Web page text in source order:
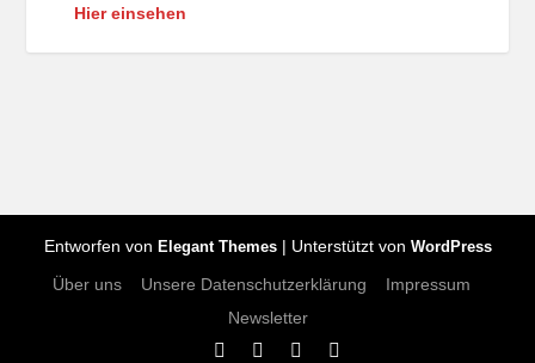
Hier einsehen
Entworfen von Elegant Themes| Unterstützt von WordPress
Über uns Unsere Datenschutzerklärung
Impressum
Newsletter